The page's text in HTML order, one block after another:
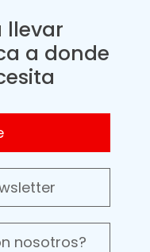
llevar
a donde
nosotros?